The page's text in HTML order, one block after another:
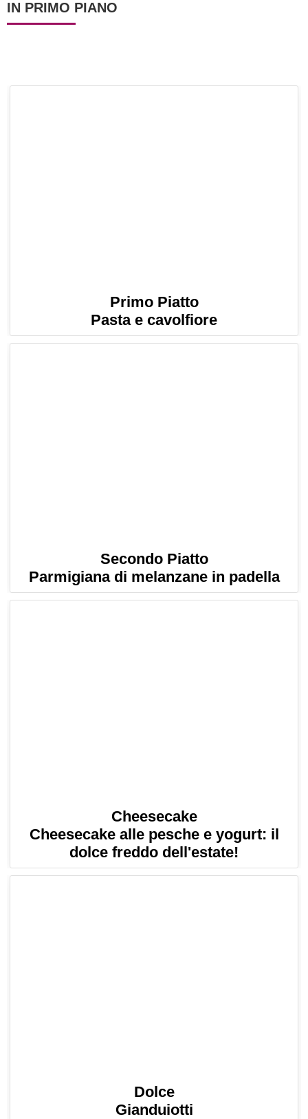
IN PRIMO PIANO
Primo Piatto
Pasta e cavolfiore
Secondo Piatto
Parmigiana di melanzane in padella
Cheesecake
Cheesecake alle pesche e yogurt: il
dolce freddo dell'estate!
Dolce
Gianduiotti